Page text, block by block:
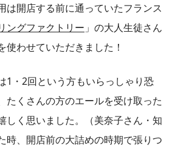
は開店する前に通っていたフランス
ングファクトリー 」の大人生徒さん
使わせていただきました！
1・2回という方もいらっしゃり恐
たくさんの方のエールを受け取った
しく思いました。（美奈子さん・知
時、開店前の大詰めの時期で張りつ